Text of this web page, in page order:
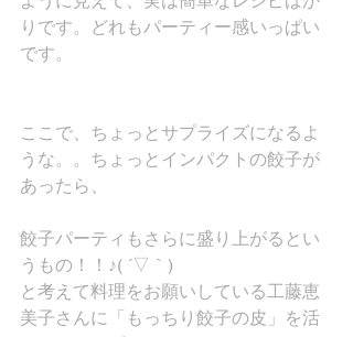
りです。どれもパーティー感いっぱい
です。
ここで、ちょっとサプライズになるよ
うな。。ちょっとインパクトの餃子が
あったら、
餃子パーティもさらに盛り上がるとい
うもの！！♪( ´▽｀)
と考えて料理をお願いしている工藤恵
美子さんに「もっちり餃子の皮」を活